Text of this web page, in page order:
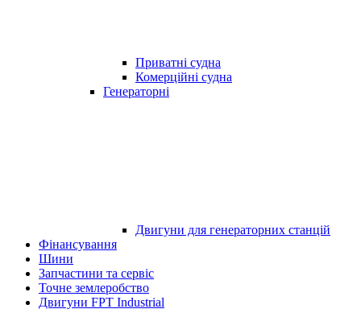
Приватні судна
Комерційні судна
Генераторні
Двигуни для генераторних станцій
Фінансування
Шини
Запчастини та сервіс
Точне землеробство
Двигуни FPT Industrial